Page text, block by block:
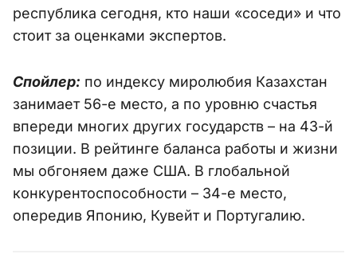
республика сегодня, кто наши «соседи» и что
стоит за оценками экспертов.
Спойлер: по индексу миролюбия Казахстан
занимает 56-е место, а по уровню счастья
впереди многих других государств – на 43-й
позиции. В рейтинге баланса работы и жизни
мы обгоняем даже США. В глобальной
конкурентоспособности – 34-е место,
опередив Японию, Кувейт и Португалию.